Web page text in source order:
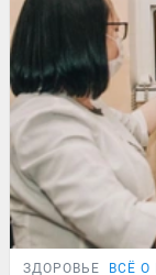
ЗДОРОВЬЕ ВСЁ